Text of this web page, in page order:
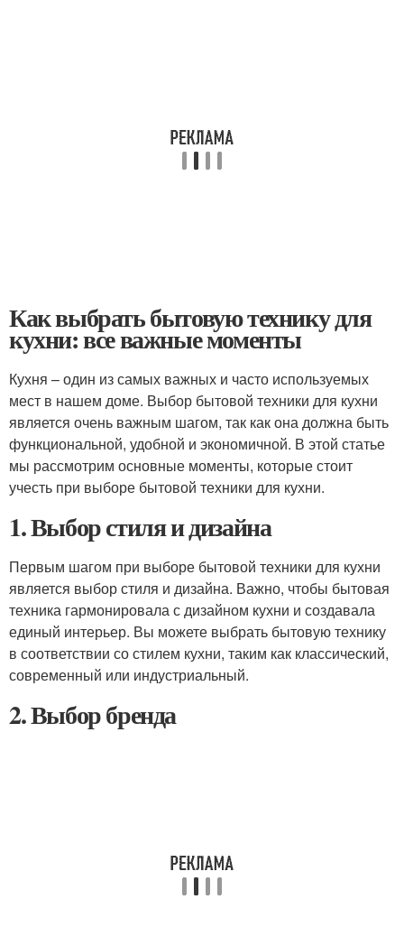
Как выбрать бытовую технику для
кухни: все важные моменты
Кухня – один из самых важных и часто используемых
мест в нашем доме. Выбор бытовой техники для кухни
является очень важным шагом, так как она должна быть
функциональной, удобной и экономичной. В этой статье
мы рассмотрим основные моменты, которые стоит
учесть при выборе бытовой техники для кухни.
1. Выбор стиля и дизайна
Первым шагом при выборе бытовой техники для кухни
является выбор стиля и дизайна. Важно, чтобы бытовая
техника гармонировала с дизайном кухни и создавала
единый интерьер. Вы можете выбрать бытовую технику
в соответствии со стилем кухни, таким как классический,
современный или индустриальный.
2. Выбор бренда